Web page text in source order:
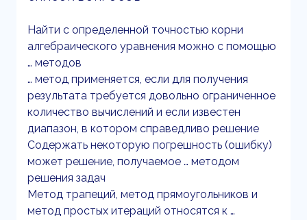
Найти с определенной точностью корни
алгебраического уравнения можно с помощью
… методов
… метод применяется, если для получения
результата требуется довольно ограниченное
количество вычислений и если известен
диапазон, в котором справедливо решение
Содержать некоторую погрешность (ошибку)
может решение, получаемое … методом
решения задач
Метод трапеций, метод прямоугольников и
метод простых итераций относятся к …